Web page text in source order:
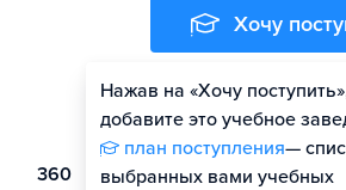
360
Хочу
Нажав на «Хочу
добавите это учебное
план поступления—
выбранных вами учебных
Оценить